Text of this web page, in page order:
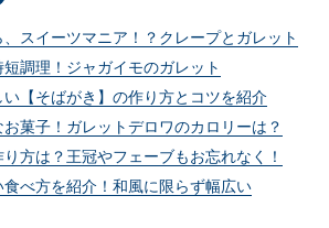
スイーツマニア！？クレープとガレット
調理！ジャガイモのガレット
【そばがき】の作り方とコツを紹介
菓子！ガレットデロワのカロリーは？
方は？王冠やフェーブもお忘れなく！
べ方を紹介！和風に限らず幅広い